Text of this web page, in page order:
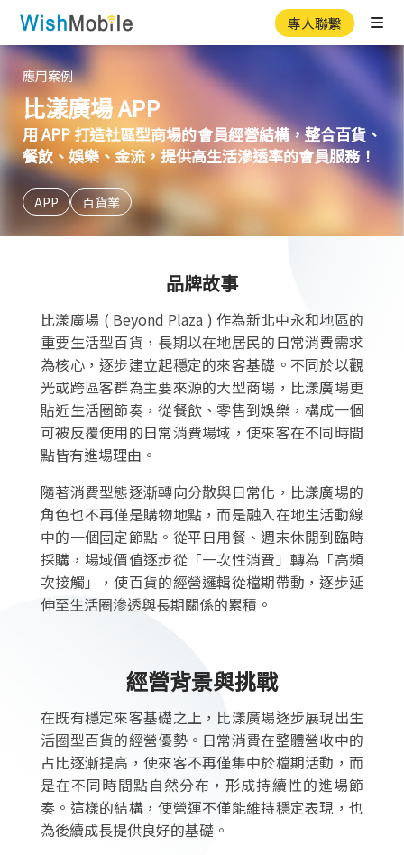
專人聯繫
應用案例
比漾廣場 APP
用 APP 打造社區型商場的會員經營結構，整合百貨、
餐飲、娛樂、金流，提供高生活滲透率的會員服務！
APP 百貨業
品牌故事
比漾廣場 ( Beyond Plaza ) 作為新北中永和地區的
重要生活型百貨，長期以在地居民的日常消費需求
為核心，逐步建立起穩定的來客基礎。不同於以觀
光或跨區客群為主要來源的大型商場，比漾廣場更
貼近生活圈節奏，從餐飲、零售到娛樂，構成一個
可被反覆使用的日常消費場域，使來客在不同時間
點皆有進場理由。
隨著消費型態逐漸轉向分散與日常化，比漾廣場的
角色也不再僅是購物地點，而是融入在地生活動線
中的一個固定節點。從平日用餐、週末休閒到臨時
採購，場域價值逐步從「一次性消費」轉為「高頻
次接觸」，使百貨的經營邏輯從檔期帶動，逐步延
伸至生活圈滲透與長期關係的累積。
經營背景與挑戰
在既有穩定來客基礎之上，比漾廣場逐步展現出生
活圈型百貨的經營優勢。日常消費在整體營收中的
占比逐漸提高，使來客不再僅集中於檔期活動，而
是在不同時間點自然分布，形成持續性的進場節
奏。這樣的結構，使營運不僅能維持穩定表現，也
為後續成長提供良好的基礎。